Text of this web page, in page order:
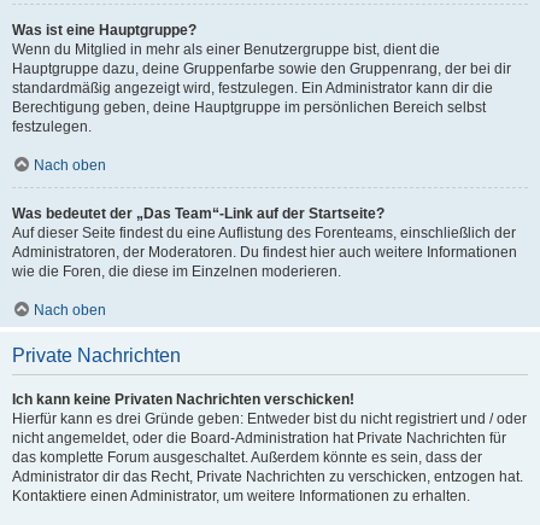
Was ist eine Hauptgruppe?
Wenn du Mitglied in mehr als einer Benutzergruppe bist, dient die
Hauptgruppe dazu, deine Gruppenfarbe sowie den Gruppenrang, der bei dir
standardmäßig angezeigt wird, festzulegen. Ein Administrator kann dir die
Berechtigung geben, deine Hauptgruppe im persönlichen Bereich selbst
festzulegen.
Nach oben
Was bedeutet der „Das Team“-Link auf der Startseite?
Auf dieser Seite findest du eine Auflistung des Forenteams, einschließlich der
Administratoren, der Moderatoren. Du findest hier auch weitere Informationen
wie die Foren, die diese im Einzelnen moderieren.
Nach oben
Private Nachrichten
Ich kann keine Privaten Nachrichten verschicken!
Hierfür kann es drei Gründe geben: Entweder bist du nicht registriert und / oder
nicht angemeldet, oder die Board-Administration hat Private Nachrichten für
das komplette Forum ausgeschaltet. Außerdem könnte es sein, dass der
Administrator dir das Recht, Private Nachrichten zu verschicken, entzogen hat.
Kontaktiere einen Administrator, um weitere Informationen zu erhalten.